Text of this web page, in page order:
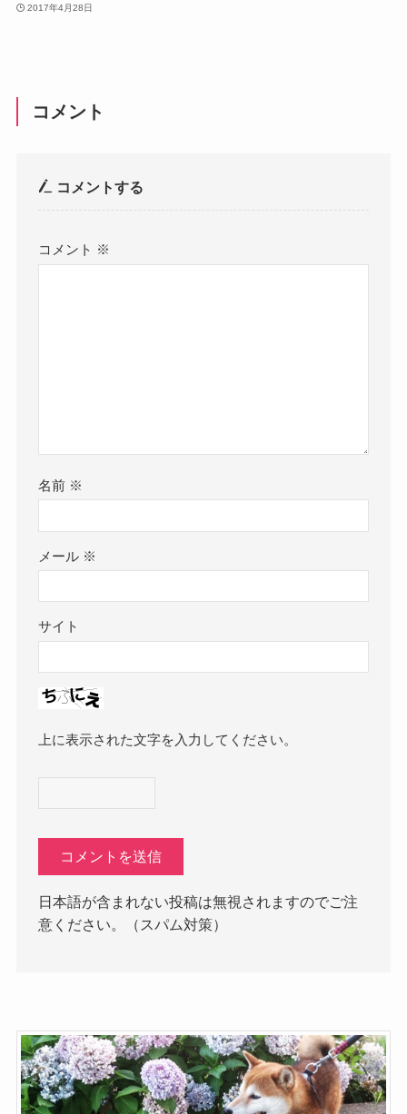
2017年4月28日
コメント
コメントする
コメント ※
名前 ※
メール ※
サイト
上に表示された文字を入力してください。
日本語が含まれない投稿は無視されますのでご注
意ください。（スパム対策）